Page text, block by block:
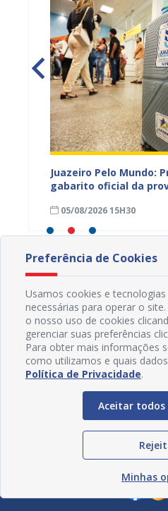
Juazeiro Pelo Mundo:
gabarito oficial da
05/08/2026 15H30
Redes
Preferência de Cookies
Usamos cookies e
necessárias para operar o
o nosso uso de cookies
gerenciar suas preferências
Para obter mais informações
como utilizamos e quais
Política de Privacidade.
Aceitar todos
Minhas